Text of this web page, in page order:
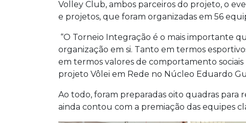
Volley Club, ambos parceiros do projeto, o
e projetos, que foram organizadas em 56
“O Torneio Integração é o mais importante
organização em si. Tanto em termos
em termos valores de comportamento
projeto Vôlei em Rede no Núcleo Eduardo
Ao todo, foram preparadas oito quadras para
ainda contou com a premiação das equipes